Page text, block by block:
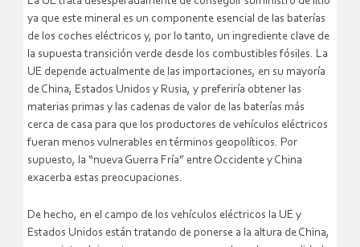
ya que este mineral es un componente esencial de las baterías
de los coches eléctricos y, por lo tanto, un ingrediente clave de
la supuesta transición verde desde los combustibles fósiles. La
UE depende actualmente de las importaciones, en su mayoría
de China, Estados Unidos y Rusia, y preferiría obtener las
materias primas y las cadenas de valor de las baterías más
cerca de casa para que los productores de vehículos eléctricos
fueran menos vulnerables en términos geopolíticos. Por
supuesto, la “nueva Guerra Fría” entre Occidente y China
exacerba estas preocupaciones.
De hecho, en el campo de los vehículos eléctricos la UE y
Estados Unidos están tratando de ponerse a la altura de China,